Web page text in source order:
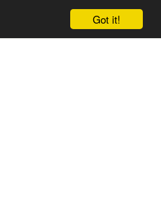
Got it!
Anmelden